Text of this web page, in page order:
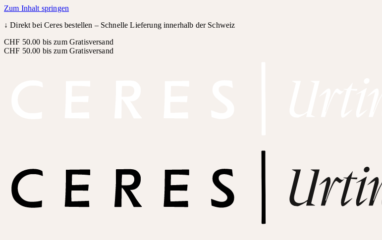
Zum Inhalt springen
↓Direkt bei Ceres bestellen – Schnelle Lieferung innerhalb der Schweiz
CHF 50.00 bis zum Gratisversand
CHF 50.00 bis zum Gratisversand